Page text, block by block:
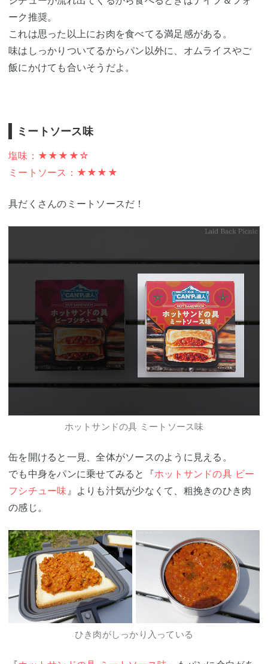
ーク推奨。
これは思った以上にお肉を食べてる満足感がある。
味はしっかりついてるからパン以外に、オムライスやご
飯にかけても合いそうだよ。
ミートソース味
塩味：★★★★☆
ミートソース：★★★★
具だくさんのミートソースだ！
ホットサンドの具 ミートソース味
缶を開けると一見、全体がソースのように見える。
でも中身をパンに乗せてみると『ホットサンドの具 ビー
フシチュー味 』よりも汁気が少なくて、粗挽きのひき肉
の感じ。
ひき肉がしっかり入っている